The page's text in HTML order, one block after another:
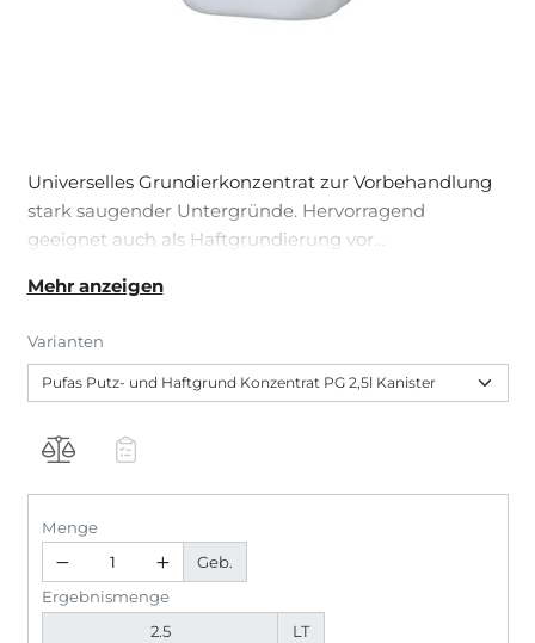
Universelles Grundierkonzentrat zur Vorbehandlung
stark saugender Untergründe. Hervorragend
geeignet auch als Haftgrundierung vor
Fußbodenausgleichsmasse.
Mehr anzeigen
Varianten
Menge
Geb.
Ergebnismenge
LT